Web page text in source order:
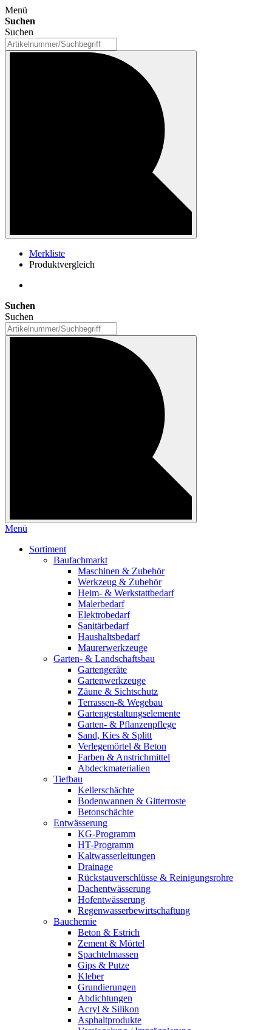
Menü
Suchen
Suchen
Merkliste
Produktvergleich
Suchen
Suchen
Menü
Sortiment
Baufachmarkt
Maschinen & Zubehör
Werkzeug & Zubehör
Heim- & Werkstattbedarf
Malerbedarf
Elektrobedarf
Sanitärbedarf
Haushaltsbedarf
Maurerwerkzeuge
Garten- & Landschaftsbau
Gartengeräte
Gartenwerkzeuge
Zäune & Sichtschutz
Terrassen-& Wegebau
Gartengestaltungselemente
Garten- & Pflanzenpflege
Sand, Kies & Splitt
Verlegemörtel & Beton
Farben & Anstrichmittel
Abdeckmaterialien
Tiefbau
Kellerschächte
Bodenwannen & Gitterroste
Betonschächte
Entwässerung
KG-Programm
HT-Programm
Kaltwasserleitungen
Drainage
Rückstauverschlüsse & Reinigungsrohre
Dachentwässerung
Hofentwässerung
Regenwasserbewirtschaftung
Bauchemie
Beton & Estrich
Zement & Mörtel
Spachtelmassen
Gips & Putze
Kleber
Grundierungen
Abdichtungen
Acryl & Silikon
Asphaltprodukte